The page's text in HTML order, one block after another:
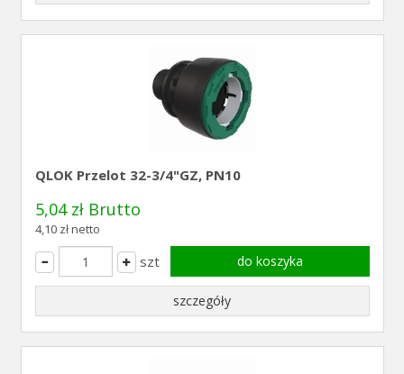
QLOK Przelot 32-3/4"GZ, PN10
5,04 zł Brutto
4,10 zł netto
szt do koszyka
szczegóły